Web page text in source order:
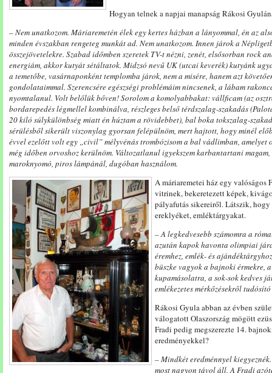
Hogyan telnek a napjai manapság Rákosi
– Nem unatkozom. Máriaremetén élek egy kertes házban a lányommal, én az
minden évszakban rengeteg munkát ad. Nem unatkozom. Innen járok a
összejövetelekre. Szabad időmben szeretek TV-t nézni, zenét, elsősorban rock
energiám, akkor kutyát sétáltatok. Midzsó nevű UK (utcai keverék) kutyánk
a temetőbe, vasárnaponként templomba járok, nem a misére, hanem azt
gondolataimmal. Szerencsére egészségi problémáim nincsenek, a lábam
nyomtalanul. Volt belőlük bőven! Sorolom a komolyabbakat: vállficam (az
bordarepedés légmellel kombinálva, részleges belső térdszalag-szakadás
20 kiló súlykülönbség miatt én húztam a rövidebbet), bal boka tokszalag-
sérülésből sikerült viszonylag gyorsan felépülnöm, mert hajtott, hogy minél
évvel ezelőtt volt egy „civil” mélyvénás trombózisom a bal vádlimban, amelyet
még időben orvoshoz kerülnöm. Változatlanul igyekszem karbantartani
maroknyomó, piros lámpánál, dugóban használom.
A máriaremetei ház egy
vitrinek, bekeretezett képek,
pályafutás sikereiről. Látszik,
ereklyéket, emléktárgyakat.
– A legkedvesebb számomra a
azután kapok havonta olimpiai
éremhez, emlék- és
büszke vagyok a bajnoki érmekre,
kupamásolatra, a sok-sok kedves
emlékezetes mérkőzésekről
Rákosi Gyula abban az évben
válogatott Olaszország mögött
Fradi pedig megszerezte 14.
eredményekkel?
– Mindkét eredménnyel
most nagyon távol áll. A Fradi